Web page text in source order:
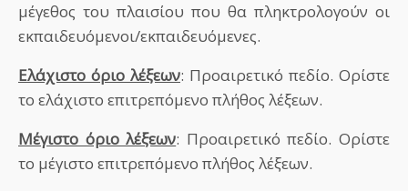
μέγεθος του πλαισίου που θα πληκτρολογούν οι
εκπαιδευόμενοι/εκπαιδευόμενες.
Ελάχιστο όριο λέξεων: Προαιρετικό πεδίο. Ορίστε
το ελάχιστο επιτρεπόμενο πλήθος λέξεων.
Μέγιστο όριο λέξεων: Προαιρετικό πεδίο. Ορίστε
το μέγιστο επιτρεπόμενο πλήθος λέξεων.